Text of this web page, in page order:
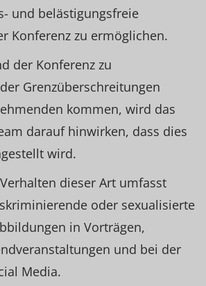
und belästigungsfreie
Konferenz zu ermöglichen.
der Konferenz zu
Grenzüberschreitungen
kommen, wird das
darauf hinwirken, dass dies
wird.
dieser Art umfasst
oder sexualisierte
in Vorträgen,
und bei der
Media.